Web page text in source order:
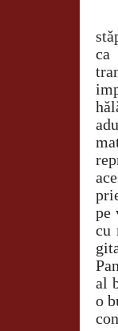
ca
pe
cu
al
o